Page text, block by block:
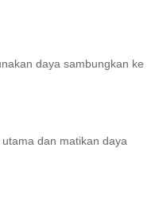
daya sambungkan ke
dan matikan daya